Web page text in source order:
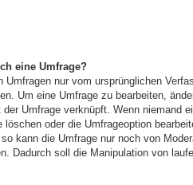
eine Umfrage?
Umfragen nur vom ursprünglichen
Um eine Umfrage zu bearbeiten,
Umfrage verknüpft. Wenn niemand
löschen oder die Umfrageoption
kann die Umfrage nur noch von
Dadurch soll die Manipulation von